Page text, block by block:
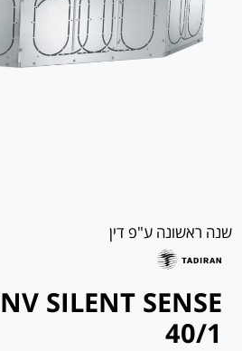
שנה ראשונה ע"פ דין
SILENT SENSE
40/1